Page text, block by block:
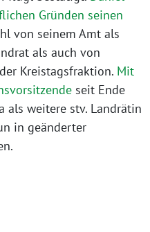
Gründen seinen
von seinem Amt als
als auch von
Kreistagsfraktion. Mit
seit Ende
als weitere stv. Landrätin
in geänderter